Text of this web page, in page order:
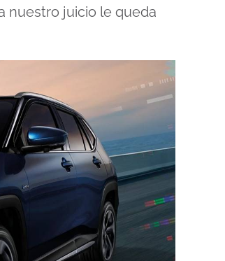
nuestro juicio le queda